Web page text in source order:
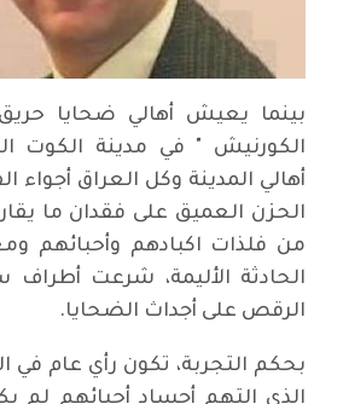
بينما يعيش أهالي ضحايا
الكورنيش " في مدينة الكوت
أهالي المدينة وكل العراق أجواء
من فلذات اكبادهم وأحبائهم
الحادثة الأليمة، شرعت أطراف
الرقص على أجداث الضحايا.
بحكم التجربة، تكون رأي عام في
الذي التهم أجساد أحبائهم لم